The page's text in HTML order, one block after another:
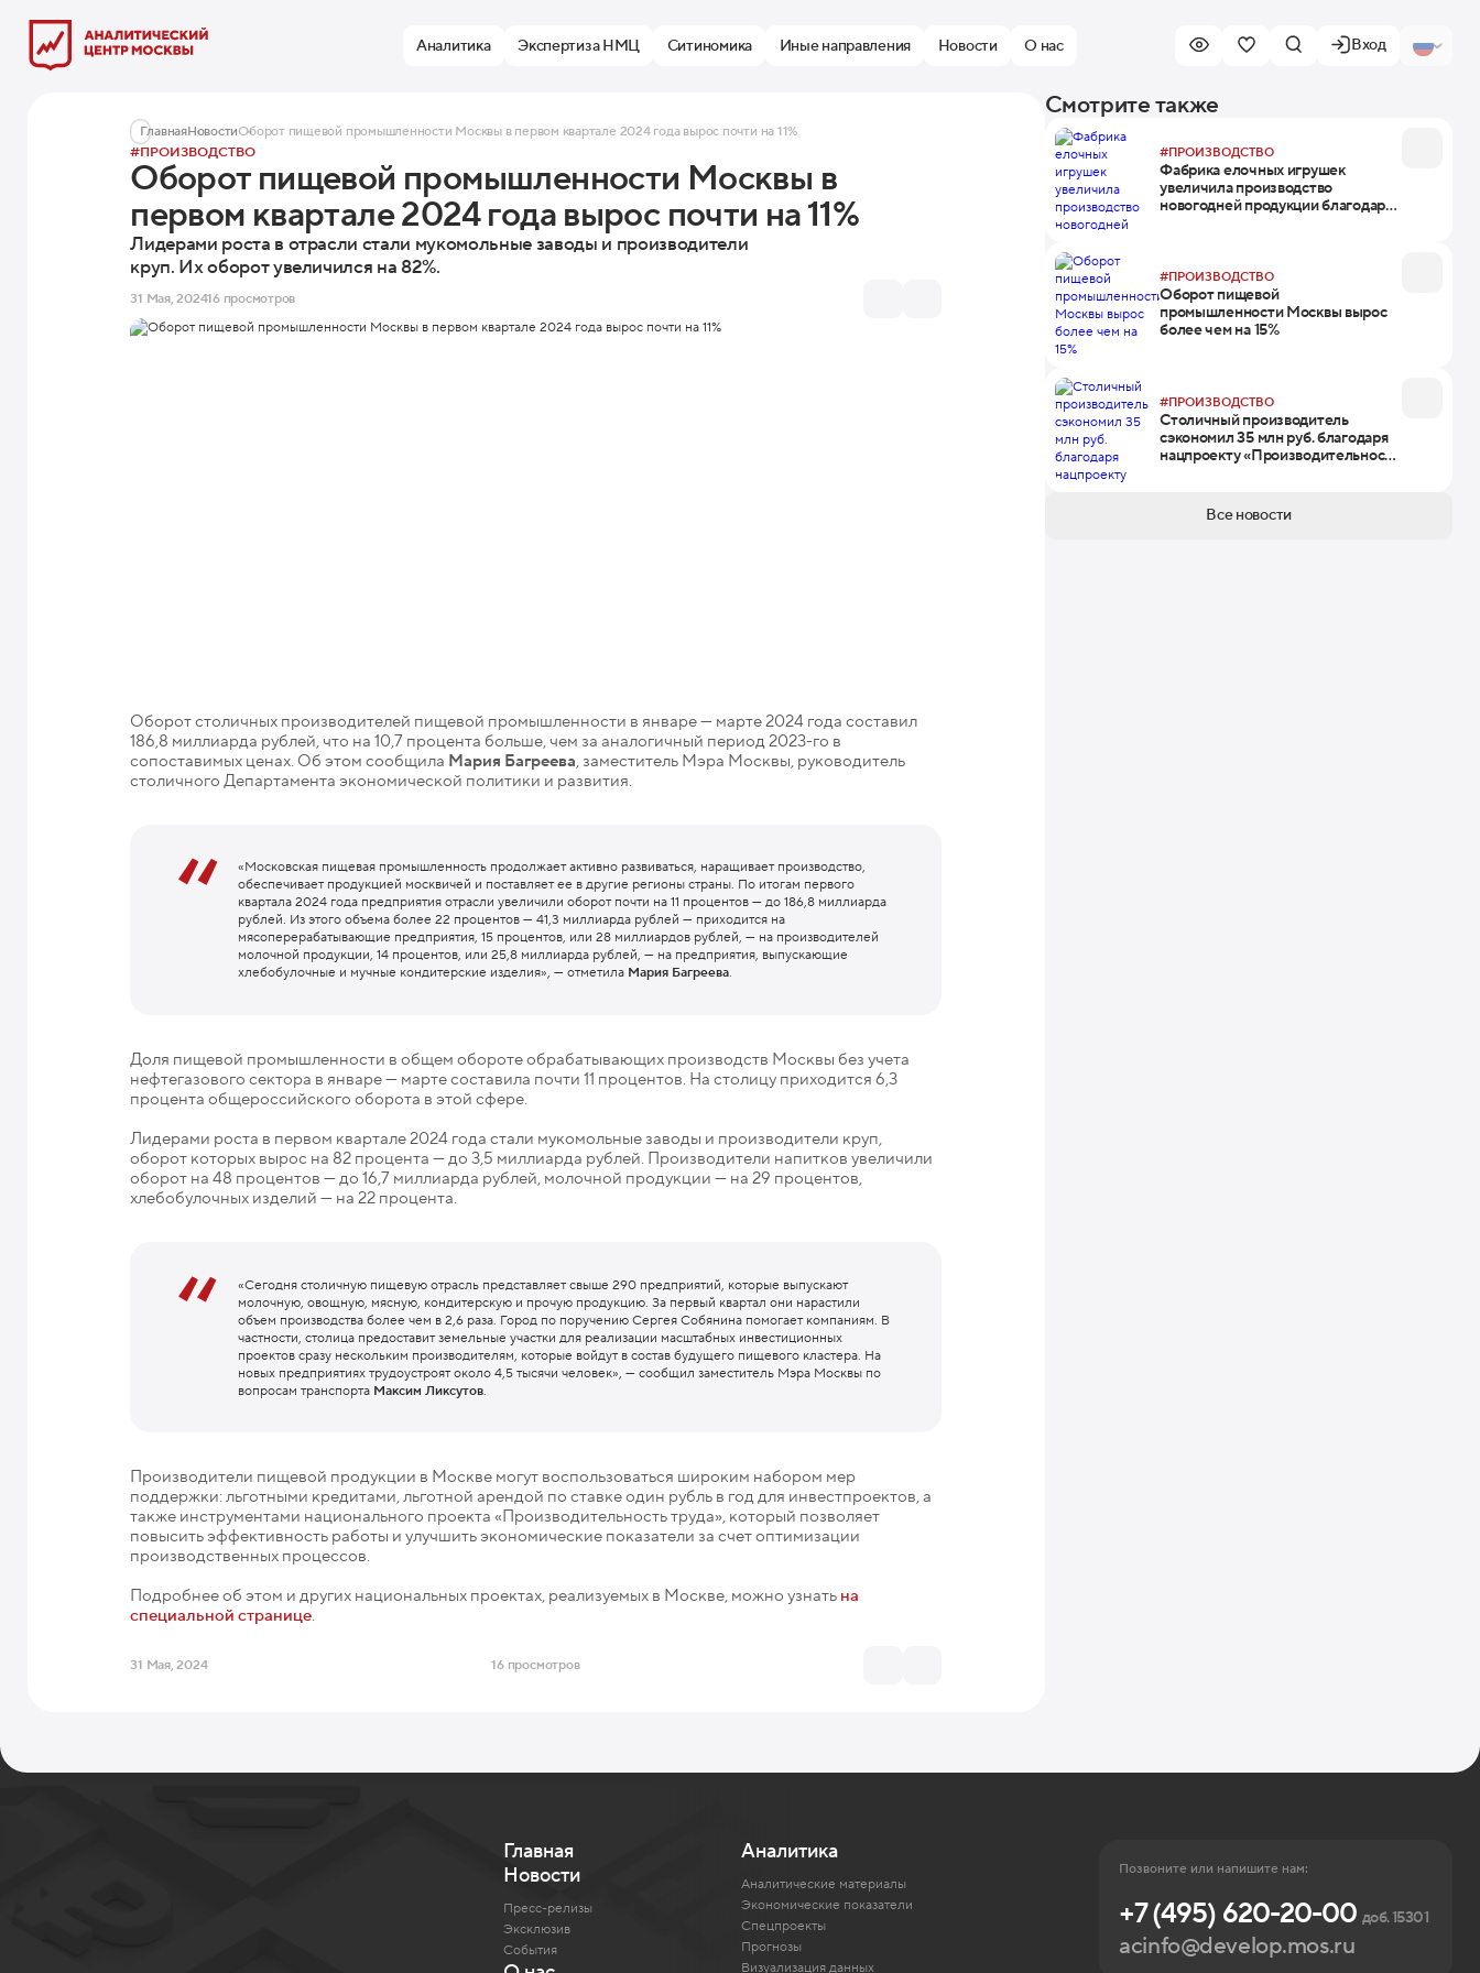
Аналитика Экспертиза НМЦ Ситиномика Иные направления Новости О нас Вход
ГлавнаяНовостиОборот пищевой промышленности Москвы в первом квартале 2024 года вырос почти на 11%
#ПРОИЗВОДСТВО
Оборот пищевой промышленности Москвы в
первом квартале 2024 года вырос почти на 11%
Лидерами роста в отрасли стали мукомольные заводы и производители
круп. Их оборот увеличился на 82%.
31 Мая, 202416 просмотров
Оборот столичных производителей пищевой промышленности в январе — марте 2024 года составил
186,8 миллиарда рублей, что на 10,7 процента больше, чем за аналогичный период 2023-го в
сопоставимых ценах. Об этом сообщила Мария Багреева, заместитель Мэра Москвы, руководитель
столичного Департамента экономической политики и развития.
«Московская пищевая промышленность продолжает активно развиваться, наращивает производство,
обеспечивает продукцией москвичей и поставляет ее в другие регионы страны. По итогам первого
квартала 2024 года предприятия отрасли увеличили оборот почти на 11 процентов — до 186,8 миллиарда
рублей. Из этого объема более 22 процентов — 41,3 миллиарда рублей — приходится на
мясоперерабатывающие предприятия, 15 процентов, или 28 миллиардов рублей, — на производителей
молочной продукции, 14 процентов, или 25,8 миллиарда рублей, — на предприятия, выпускающие
хлебобулочные и мучные кондитерские изделия», — отметила Мария Багреева.
Доля пищевой промышленности в общем обороте обрабатывающих производств Москвы без учета
нефтегазового сектора в январе — марте составила почти 11 процентов. На столицу приходится 6,3
процента общероссийского оборота в этой сфере.
Лидерами роста в первом квартале 2024 года стали мукомольные заводы и производители круп,
оборот которых вырос на 82 процента — до 3,5 миллиарда рублей. Производители напитков увеличили
оборот на 48 процентов — до 16,7 миллиарда рублей, молочной продукции — на 29 процентов,
хлебобулочных изделий — на 22 процента.
«Сегодня столичную пищевую отрасль представляет свыше 290 предприятий, которые выпускают
молочную, овощную, мясную, кондитерскую и прочую продукцию. За первый квартал они нарастили
объем производства более чем в 2,6 раза. Город по поручению Сергея Собянина помогает компаниям. В
частности, столица предоставит земельные участки для реализации масштабных инвестиционных
проектов сразу нескольким производителям, которые войдут в состав будущего пищевого кластера. На
новых предприятиях трудоустроят около 4,5 тысячи человек», — сообщил заместитель Мэра Москвы по
вопросам транспорта Максим Ликсутов.
Производители пищевой продукции в Москве могут воспользоваться широким набором мер
поддержки: льготными кредитами, льготной арендой по ставке один рубль в год для инвестпроектов, а
также инструментами национального проекта «Производительность труда», который позволяет
повысить эффективность работы и улучшить экономические показатели за счет оптимизации
производственных процессов.
Подробнее об этом и других национальных проектах, реализуемых в Москве, можно узнать на
специальной странице.
31 Мая, 2024 16 просмотров
Смотрите также
#ПРОИЗВОДСТВО
Фабрика елочных игрушек
увеличила производство
новогодней продукции благодаря
#ПРОИЗВОДСТВО
Оборот пищевой
промышленности Москвы вырос
более чем на 15%
#ПРОИЗВОДСТВО
Столичный производитель
сэкономил 35 млн руб. благодаря
нацпроекту «Производительность
Все новости
Главная
Новости
Пресс-релизы
Эксклюзив
События
Аналитика
Аналитические материалы
Экономические показатели
Спецпроекты
Прогнозы
Визуализация данных
Позвоните или напишите нам:
+7 (495) 620-20-00 доб. 15301
acinfo@develop.mos.ru